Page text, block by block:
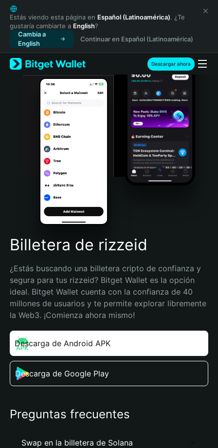
English
日本語
Tiếng Việt
Русский
Español (Latinoamérica)
Türkçe
Italiano
Português (Portugal)
Bahasa Indonesia
Português (Brasil)
Español (Argentina)
Estás viendo esta página en Español (Latinoamérica). ¿Te
gustaría cambiarte a English?
Cambia a
English
Continuar en Español (Latinoamérica)
Descargar ahora
Billetera de rizzeid
¿Estás buscando una billetera cripto de confianza y
segura para tus rizzeid? Bitget Wallet es la opción
ideal. Bitget Wallet cuenta con la confianza de 40
millones de usuarios y te permite explorar libremente
la Web3. ¡Comienza ahora mismo!
Descarga de Android APK
Descarga de Google Play
Preguntas frecuentes
Swap en la billetera de Solana